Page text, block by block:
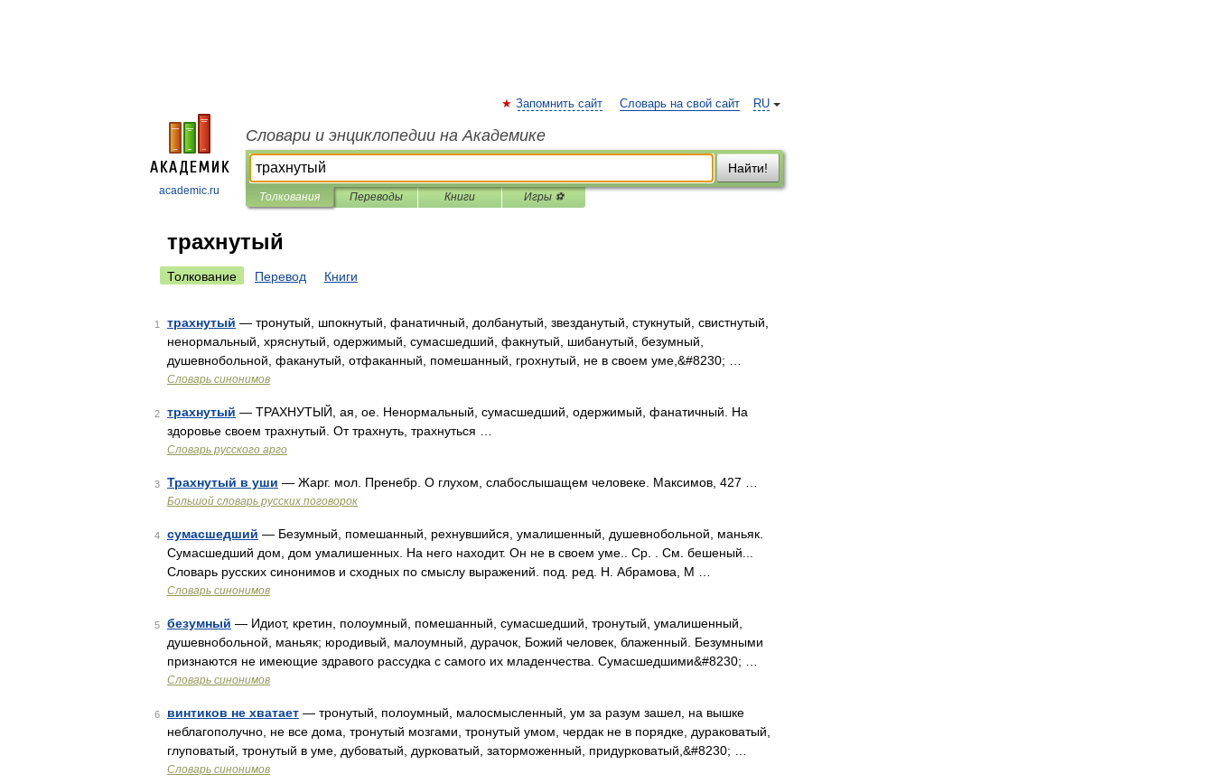
academic.ru
RU
Запомнить сайт Словарь на свой сайт
Словари и энциклопедии на Академике
Найти!
Толкования Переводы Книги Игры ⚽
трахнутый
Толкование Перевод Книги
1 трахнутый — тронутый, шпокнутый, фанатичный, долбанутый, звезданутый, стукнутый, свистнутый,
ненормальный, хряснутый, одержимый, сумасшедший, факнутый, шибанутый, безумный,
душевнобольной, факанутый, отфаканный, помешанный, грохнутый, не в своем уме,&#8230; …
Словарь синонимов
2 трахнутый — ТРАХНУТЫЙ, ая, ое. Ненормальный, сумасшедший, одержимый, фанатичный. На
здоровье своем трахнутый. От трахнуть, трахнуться …
Словарь русского арго
3 Трахнутый в уши — Жарг. мол. Пренебр. О глухом, слабослышащем человеке. Максимов, 427 …
Большой словарь русских поговорок
4 сумасшедший — Безумный, помешанный, рехнувшийся, умалишенный, душевнобольной, маньяк.
Сумасшедший дом, дом умалишенных. На него находит. Он не в своем уме.. Ср. . См. бешеный...
Словарь русских синонимов и сходных по смыслу выражений. под. ред. Н. Абрамова, М …
Словарь синонимов
5 безумный — Идиот, кретин, полоумный, помешанный, сумасшедший, тронутый, умалишенный,
душевнобольной, маньяк; юродивый, малоумный, дурачок, Божий человек, блаженный. Безумными
признаются не имеющие здравого рассудка с самого их младенчества. Сумасшедшими&#8230; …
Словарь синонимов
6 винтиков не хватает — тронутый, полоумный, малосмысленный, ум за разум зашел, на вышке
неблагополучно, не все дома, тронутый мозгами, тронутый умом, чердак не в порядке, дураковатый,
глуповатый, тронутый в уме, дубоватый, дурковатый, заторможенный, придурковатый,&#8230; …
Словарь синонимов